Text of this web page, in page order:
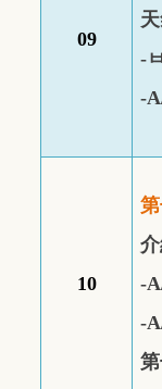
09
-ㅂ
-
10
-
-